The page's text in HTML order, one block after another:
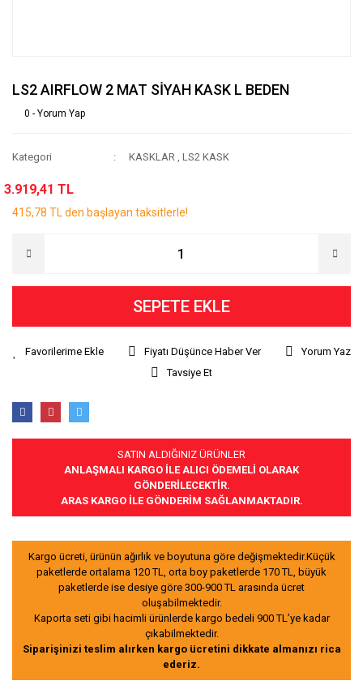
LS2 AIRFLOW 2 MAT SİYAH KASK L BEDEN
0 - Yorum Yap
Kategori KASKLAR ,LS2 KASK
3.919,41 TL
415,78 TL den başlayan taksitlerle!
SEPETE EKLE
Fiyatı Düşünce Haber Ver
Yorum Yaz
Tavsiye Et
SATIN ALDIĞINIZ ÜRÜNLER
ANLAŞMALI KARGO İLE ALICI ÖDEMELİ OLARAK
GÖNDERİLECEKTİR.
ARAS KARGO İLE GÖNDERİM SAĞLANMAKTADIR.
Kargo ücreti, ürünün ağırlık ve boyutuna göre değişmektedir.Küçük
paketlerde ortalama 120 TL, orta boy paketlerde 170 TL, büyük
paketlerde ise desiye göre 300-900 TL arasında ücret
oluşabilmektedir.
Kaporta seti gibi hacimli ürünlerde kargo bedeli 900 TL’ye kadar
çıkabilmektedir.
Siparişinizi teslim alırken kargo ücretini dikkate almanızı rica
ederiz.